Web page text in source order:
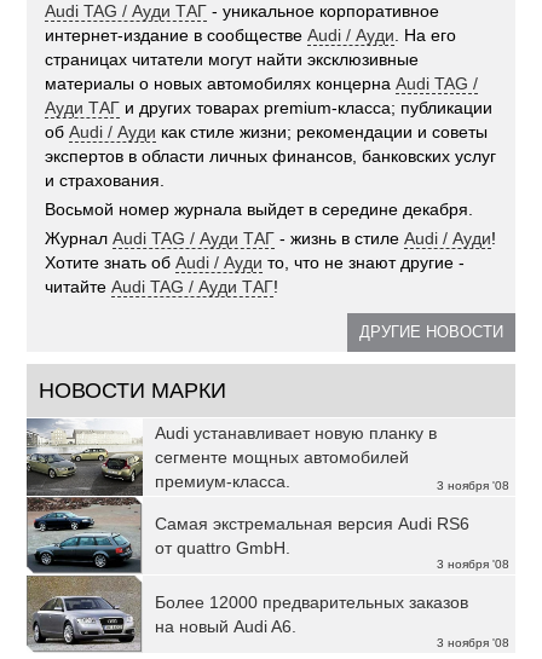
Audi TAG / Ауди ТАГ - уникальное корпоративное
интернет-издание в сообществеAudi / Ауди. На его
страницах читатели могут найти эксклюзивные
материалы о новых автомобилях концернаAudi TAG /
Ауди ТАГ и других товарах premium-класса; публикации
обAudi / Ауди как стиле жизни; рекомендации и советы
экспертов в области личных финансов, банковских услуг
и страхования.
Восьмой номер журнала выйдет в середине декабря.
ЖурналAudi TAG / Ауди ТАГ - жизнь в стилеAudi / Ауди!
Хотите знать обAudi / Ауди то, что не знают другие -
читайтеAudi TAG / Ауди ТАГ!
ДРУГИЕ НОВОСТИ
НОВОСТИ МАРКИ
3 ноября '08
Audi устанавливает новую планку в
сегменте мощных автомобилей
премиум-класса.
3 ноября '08
Самая экстремальная версия Audi RS6
от quattro GmbH.
3 ноября '08
Более 12000 предварительных заказов
на новый Audi A6.